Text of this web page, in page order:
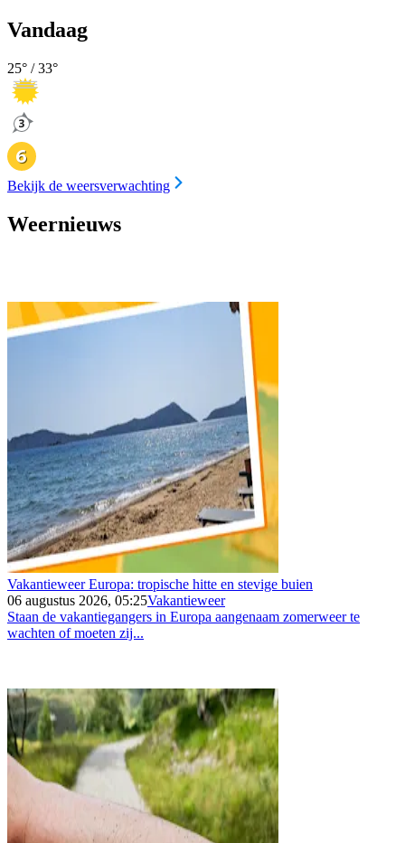
Vandaag
25° /33°
Bekijk de weersverwachting
Weernieuws
Vakantieweer Europa: tropische hitte en stevige buien
06 augustus 2026, 05:25Vakantieweer
Staan de vakantiegangers in Europa aangenaam zomerweer te
wachten of moeten zij...